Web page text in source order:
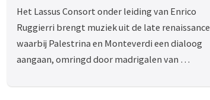
Het Lassus Consort onder leiding van Enrico
Ruggierri brengt muziek uit de late renaissance
waarbij Palestrina en Monteverdi een dialoog
aangaan, omringd door madrigalen van …